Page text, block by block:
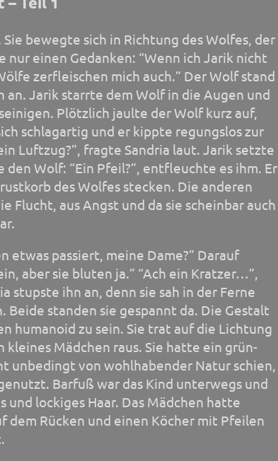
bewegte sich in Richtung des Wolfes, der
nur einen Gedanken: “Wenn ich Jarik nicht
zerfleischen mich auch.” Der Wolf stand
an. Jarik starrte dem Wolf in die Augen und
Plötzlich jaulte der Wolf kurz auf,
schlagartig und er kippte regungslos zur
Luftzug?”, fragte Sandria laut. Jarik setzte
Wolf: “Ein Pfeil?”, entfleuchte es ihm. Er
des Wolfes stecken. Die anderen
Flucht, aus Angst und da sie scheinbar auch
etwas passiert, meine Dame?” Darauf
aber sie bluten ja.” “Ach ein Kratzer…”,
stupste ihn an, denn sie sah in der Ferne
Beide standen sie gespannt da. Die Gestalt
humanoid zu sein. Sie trat auf die Lichtung
kleines Mädchen raus. Sie hatte ein grün-
unbedingt von wohlhabender Natur schien,
Barfuß war das Kind unterwegs und
und lockiges Haar. Das Mädchen hatte
dem Rücken und einen Köcher mit Pfeilen